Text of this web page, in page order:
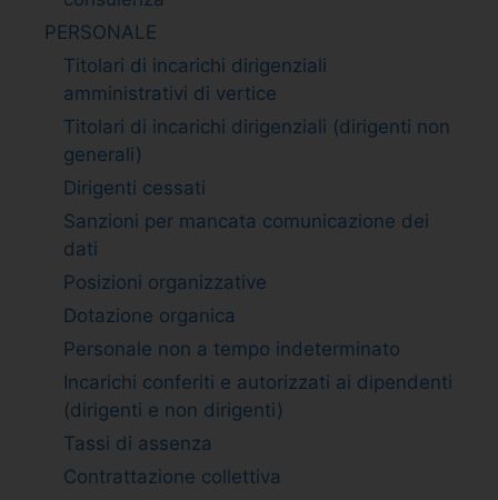
PERSONALE
Titolari di incarichi dirigenziali
amministrativi di vertice
Titolari di incarichi dirigenziali (dirigenti non
generali)
Dirigenti cessati
Sanzioni per mancata comunicazione dei
dati
Posizioni organizzative
Dotazione organica
Personale non a tempo indeterminato
Incarichi conferiti e autorizzati ai dipendenti
(dirigenti e non dirigenti)
Tassi di assenza
Contrattazione collettiva